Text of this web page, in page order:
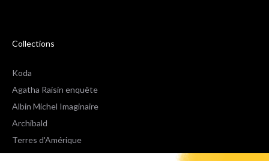
Collections
Koda
Agatha Raisin enquête
Albin Michel Imaginaire
Archibald
Terres d'Amérique
Espaces Libres Poche